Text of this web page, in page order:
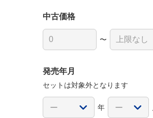
中古価格
〜
発売年月
セットは対象外となります
年